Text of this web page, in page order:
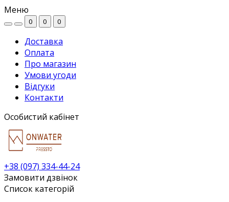
Меню
0 0 0
Доставка
Оплата
Про магазин
Умови угоди
Відгуки
Контакти
Особистий кабінет
+38 (097) 334-44-24
Замовити дзвінок
Список категорій